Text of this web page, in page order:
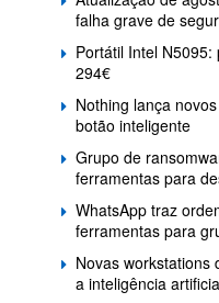
falha grave de
Portátil Intel
294€
Nothing lança
botão inteligente
Grupo de
ferramentas para
WhatsApp traz
ferramentas para
Novas workstations
a inteligência